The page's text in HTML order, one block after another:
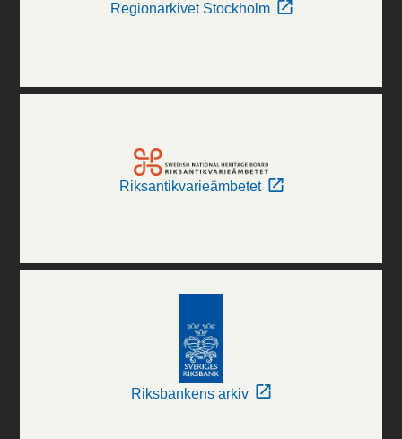
Regionarkivet Stockholm
Riksantikvarieämbetet
Riksbankens arkiv